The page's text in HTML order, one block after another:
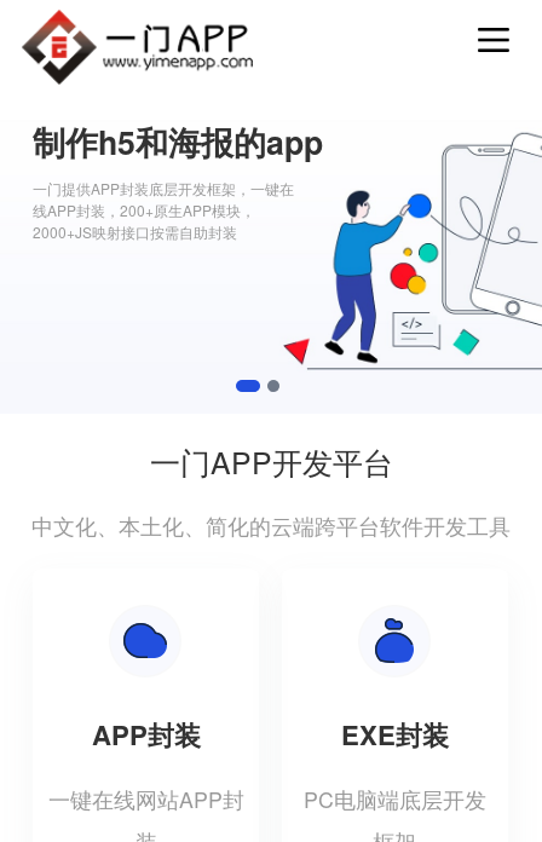
制作h5和海报的app
一门提供APP封装底层开发框架，一键在
线APP封装，200+原生APP模块，
2000+JS映射接口按需自助封装
1 2
一门APP开发平台
中文化、本土化、简化的云端跨平台软件开发工具
APP封装
一键在线网站APP封
EXE封装
PC电脑端底层开发